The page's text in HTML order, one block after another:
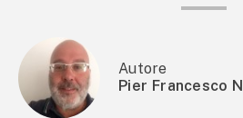
Autore
Pier Francesco